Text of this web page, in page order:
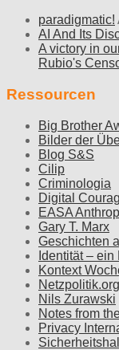
paradigmatic!
AI And Its
A victory in
Rubio's
Ressourcen
Big Brother
Bilder der
Blog S&S
Cilip
Criminologia
Digital
EASA
Gary T. Marx
Geschichten
Identität – ein
Kontext
Netzpolitik.org
Nils Zurawski
Notes from
Privacy